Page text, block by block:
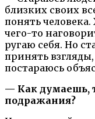
близких своих
понять человека.
чего-то
ругаю себя. Но
принять
постараюсь
— Как думаешь,
подражания?